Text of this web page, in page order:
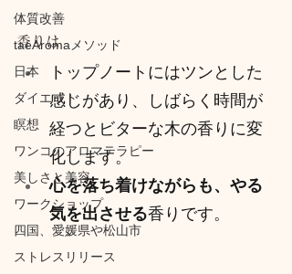
体質改善
taeAromaメソッド
日本
ダイエット
瞑想
ワンコのアロマテラピー
美しさと美容
ワークショップ
四国、愛媛県や松山市
ストレスリリース
香りは
トップノートにはツンとした
感じがあり、しばらく時間が
経つとビターな木の香りに変
化します。
心を落ち着けながらも、やる
気を出させる香りです。